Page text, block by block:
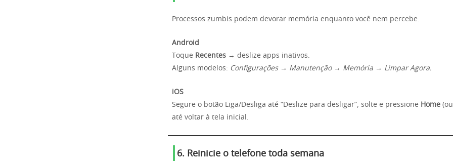
Processos zumbis podem devorar memória enquanto você nem percebe.
Android
Toque Recentes → deslize apps inativos.
Alguns modelos: Configurações → Manutenção → Memória → Limpar Agora.
iOS
Segure o botão Liga/Desliga até “Deslize para desligar”, solte e pressione Home
até voltar à tela inicial.
6. Reinicie o telefone toda semana